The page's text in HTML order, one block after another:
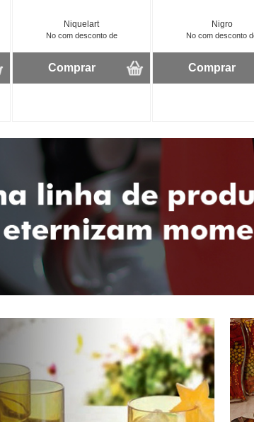
Niquelart
No com desconto de
Comprar
Nigro
No com desconto
Comprar